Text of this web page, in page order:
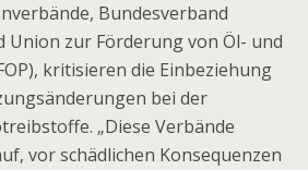
Bundesverband
Union zur Förderung von Öl- und
kritisieren die Einbeziehung
bei der
„Diese Verbände
vor schädlichen Konsequenzen